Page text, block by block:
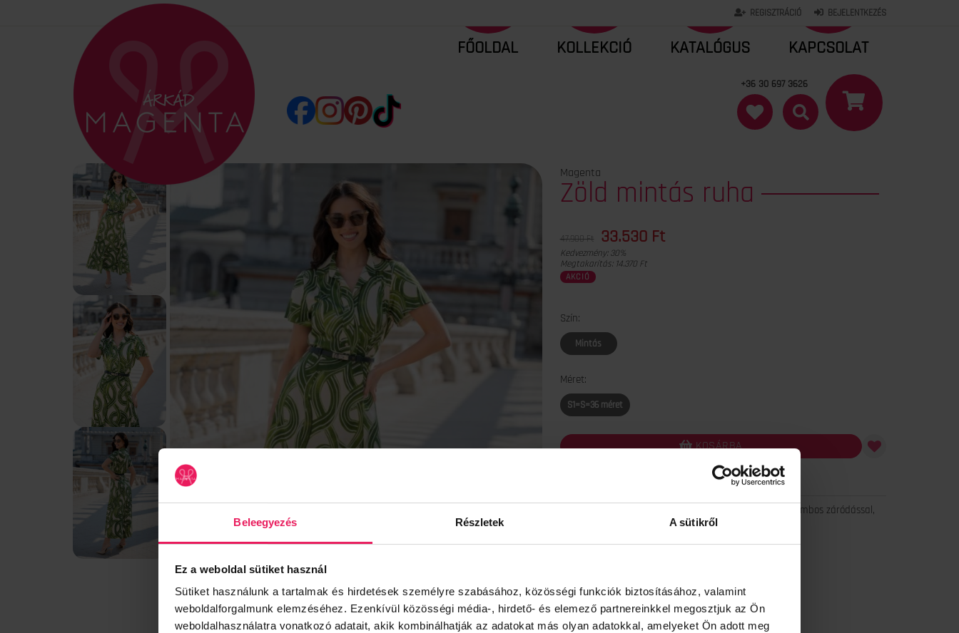
Beleegyezés Részletek A sütikről
Ez a weboldal sütiket használ
Sütiket használunk a tartalmak és hirdetések személyre szabásához, közösségi funkciók biztosításához, valamint
weboldalforgalmunk elemzéséhez. Ezenkívül közösségi média-, hirdető- és elemező partnereinkkel megosztjuk az Ön
weboldalhasználatra vonatkozó adatait, akik kombinálhatják az adatokat más olyan adatokkal, amelyeket Ön adott meg
REGISZTRÁCIÓ BEJELENTKEZÉS
FŐOLDAL KOLLEKCIÓ KATALÓGUS KAPCSOLAT
+36 30 697 3626
Magenta
Zöld mintás ruha
47.900 Ft 33.530 Ft
Kedvezmény: 30%
Megtakarítás: 14.370 Ft
AKCIÓ
Szín:
Mintás
Méret:
S1=S=36 méret
KOSÁRBA
Mintás, kever szálas Magenta ruha, rövid ujjal, elején gombos záródással,
enyhén A-vonalú szoknyarésszel.
Mosási tájékoztató: Bevarrt címke alapján.
A modell xs méretet visel.